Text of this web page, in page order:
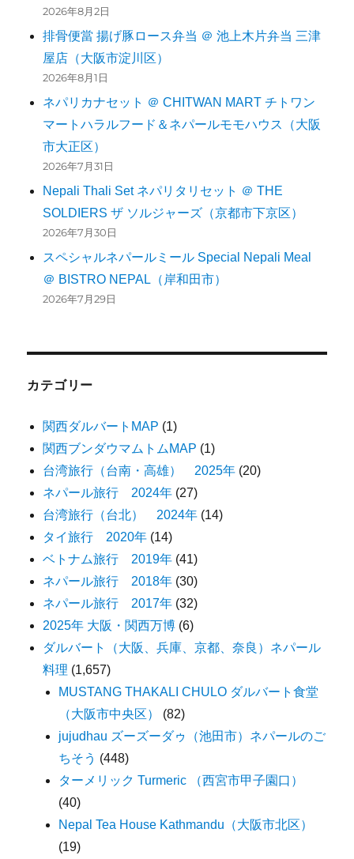
2026年8月2日
排骨便當 揚げ豚ロース弁当 ＠ 池上木片弁当 三津
屋店（大阪市淀川区）
2026年8月1日
ネパリカナセット ＠ CHITWAN MART チトワン
マートハラルフード＆ネパールモモハウス（大阪
市大正区）
2026年7月31日
Nepali Thali Set ネパリタリセット ＠ THE
SOLDIERS ザ ソルジャーズ（京都市下京区）
2026年7月30日
スペシャルネパールミール Special Nepali Meal
＠ BISTRO NEPAL（岸和田市）
2026年7月29日
カテゴリー
関西ダルバートMAP (1)
関西ブンダウマムトムMAP (1)
台湾旅行（台南・高雄） 2025年 (20)
ネパール旅行 2024年 (27)
台湾旅行（台北） 2024年 (14)
タイ旅行 2020年 (14)
ベトナム旅行 2019年 (41)
ネパール旅行 2018年 (30)
ネパール旅行 2017年 (32)
2025年 大阪・関西万博 (6)
ダルバート（大阪、兵庫、京都、奈良）ネパール
料理 (1,657)
MUSTANG THAKALI CHULO ダルバート食堂
（大阪市中央区）
(82)
jujudhau ズーズーダゥ（池田市）ネパールのご
ちそう (448)
ターメリック Turmeric （西宮市甲子園口）
(40)
Nepal Tea House Kathmandu（大阪市北区）
(19)